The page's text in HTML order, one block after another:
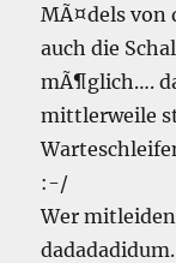
MÃ¤dels von
auch die
mÃ¶glich….
mittlerweile
:-/
Wer